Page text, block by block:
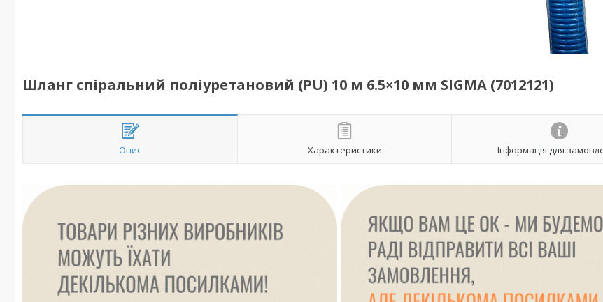
Шланг спіральний поліуретановий (PU) 10 м 6.5×10 мм SIGMA (7012121)
Опис Характеристики Інформація для